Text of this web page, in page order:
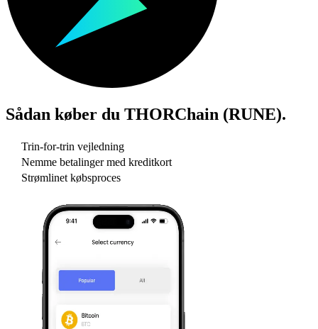
Sådan køber du THORChain (RUNE).
Trin-for-trin vejledning
Nemme betalinger med kreditkort
Strømlinet købsproces